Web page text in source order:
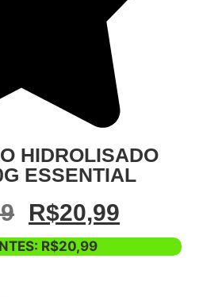
HIDROLISADO
ESSENTIAL
R$20,99
R$20,99